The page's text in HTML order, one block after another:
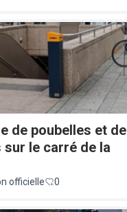
de poubelles et de
le carré de la
officielle 0